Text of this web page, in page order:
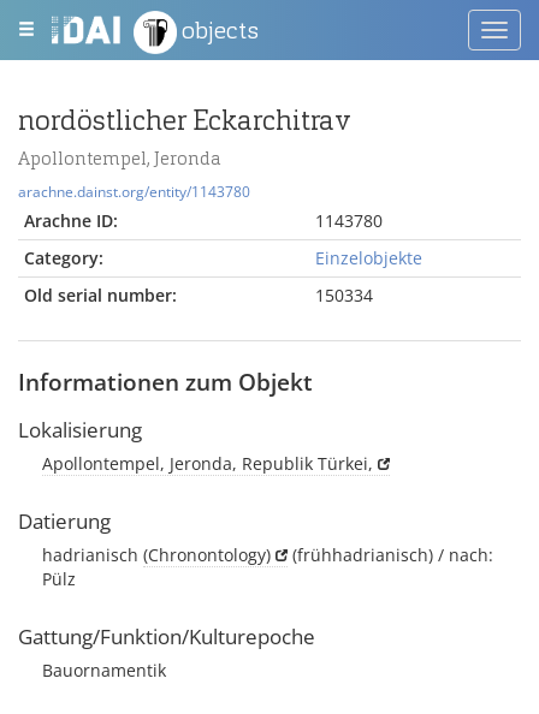
objects
nordöstlicher Eckarchitrav
Apollontempel, Jeronda
arachne.dainst.org/entity/1143780
Arachne ID:
1143780
Category:
Einzelobjekte
Old serial number:
150334
Informationen zum Objekt
Lokalisierung
Apollontempel, Jeronda, Republik Türkei,
Datierung
hadrianisch (Chronontology)
(frühhadrianisch) / nach:
Pülz
Gattung/Funktion/Kulturepoche
Bauornamentik